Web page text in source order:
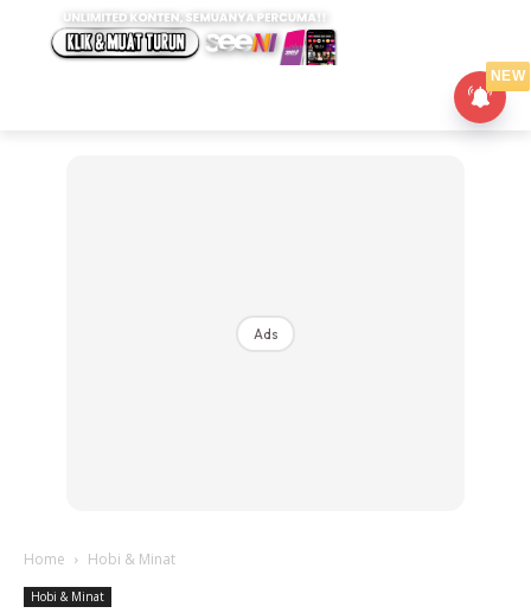
Ads
Home Hobi & Minat
Hobi & Minat
NEW